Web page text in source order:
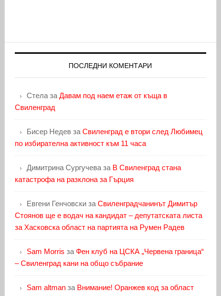
ПОСЛЕДНИ КОМЕНТАРИ
Стелаза Давам под наем етаж от къща в
Свиленград
Бисер Недевза Свиленград е втори след Любимец
по избирателна активност към 11 часа
Димитрина Сургучеваза В Свиленград стана
катастрофа на разклона за Гърция
Евгени Генчовскиза Свиленградчанинът Димитър
Стоянов ще е водач на кандидат – депутатската листа
за Хасковска област на партията на Румен Радев
Sam Morris за Фен клуб на ЦСКА „Червена граница“
– Свиленград кани на общо събрание
Sam altmanза Внимание! Оранжев код за област